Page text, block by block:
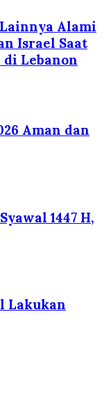
Alami
Israel Saat
di Lebanon
Aman dan
1447 H,
Lakukan